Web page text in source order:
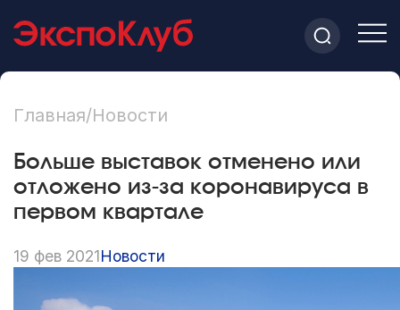
Главная/Новости
Больше выставок отменено или
отложено из-за коронавируса в
первом квартале
19 фев 2021Новости